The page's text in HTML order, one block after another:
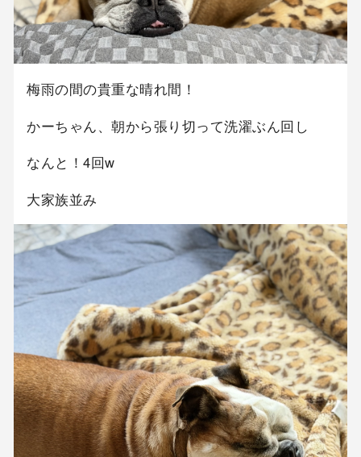
梅雨の間の貴重な晴れ間！
かーちゃん、朝から張り切って洗濯ぶん回し
なんと！4回w
大家族並み